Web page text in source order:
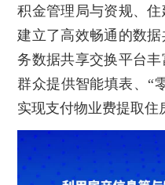
积金管理局与资规、
建立了高效畅通的数
务数据共享交换平台
群众提供智能填表、“
实现支付物业费提取住